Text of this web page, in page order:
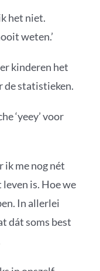
het niet.
weten.’
kinderen het
de statistieken.
‘yeey’ voor
ik me nog nét
is. Hoe we
In allerlei
dát soms best